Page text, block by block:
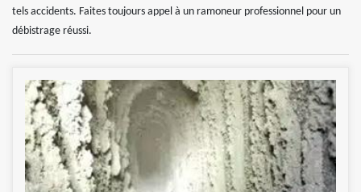
tels accidents. Faites toujours appel à un ramoneur professionnel pour un
débistrage réussi.